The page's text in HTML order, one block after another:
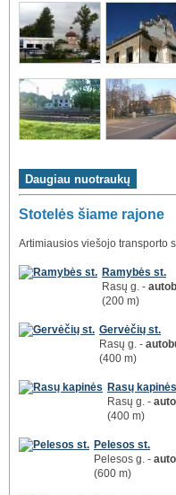
Stotelės šiame rajone
Artimiausios viešojo transporto
Ramybės st.
Rasų g. -
(200 m)
Gervėčių st.
Rasų g. -
(400 m)
Rasų kapinės
Rasų g. -
(400 m)
Pelesos st.
Pelesos g. -
(600 m)